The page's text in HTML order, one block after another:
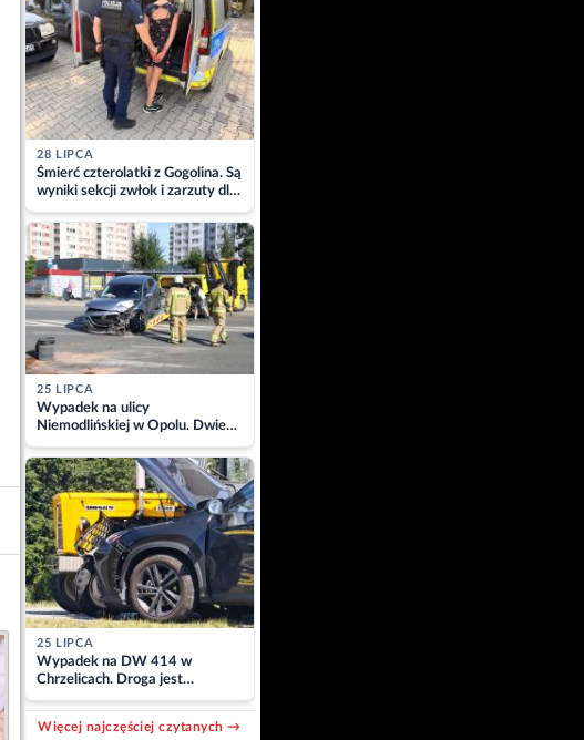
28 LIPCA
Śmierć czterolatki z Gogolina. Są
wyniki sekcji zwłok i zarzuty dla
matki
25 LIPCA
Wypadek na ulicy
Niemodlińskiej w Opolu. Dwie
osoby w szpitalu
25 LIPCA
Wypadek na DW 414 w
Chrzelicach. Droga jest
zablokowana
Więcej najczęściej czytanych →